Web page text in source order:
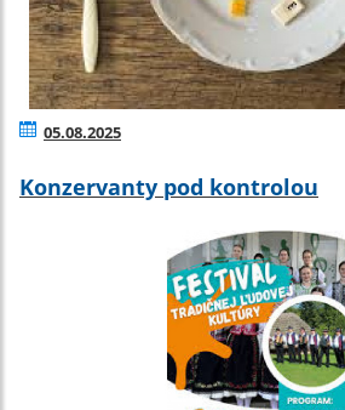
05.08.2025
Konzervanty pod kontrolou